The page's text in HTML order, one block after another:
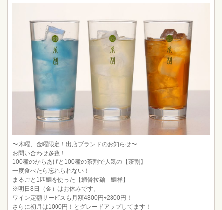
〜木曜、金曜限定！出店ブランドのお知らせ〜
お問い合わせ多数！
100種のからあげと100種の茶割で人気の【茶割】
一度食べたら忘れられない！
まるごと1匹鯛を使った【鯛骨拉麺 鯛祥】
※明日8日（金）はお休みです。
ワイン定額サービスも月額4800円⇨2800円！
さらに初月は1000円！とグレードアップしてます！